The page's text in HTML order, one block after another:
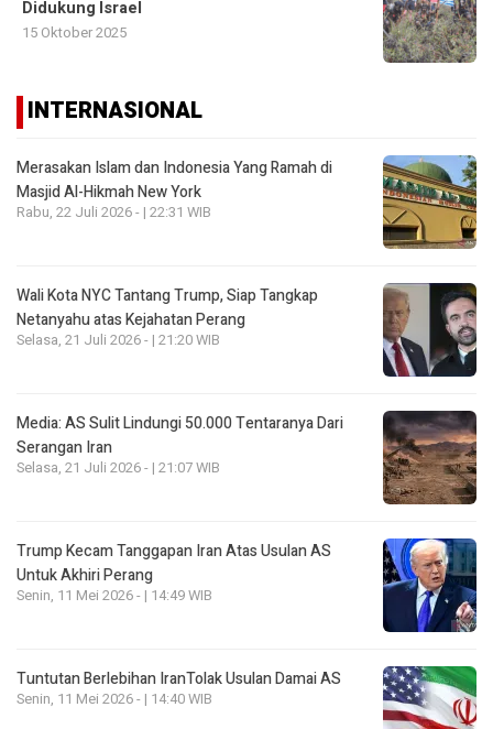
Didukung Israel
15 Oktober 2025
INTERNASIONAL
Merasakan Islam dan Indonesia Yang Ramah di
Masjid Al-Hikmah New York
Rabu, 22 Juli 2026 - | 22:31 WIB
Wali Kota NYC Tantang Trump, Siap Tangkap
Netanyahu atas Kejahatan Perang
Selasa, 21 Juli 2026 - | 21:20 WIB
Media: AS Sulit Lindungi 50.000 Tentaranya Dari
Serangan Iran
Selasa, 21 Juli 2026 - | 21:07 WIB
Trump Kecam Tanggapan Iran Atas Usulan AS
Untuk Akhiri Perang
Senin, 11 Mei 2026 - | 14:49 WIB
Tuntutan Berlebihan IranTolak Usulan Damai AS
Senin, 11 Mei 2026 - | 14:40 WIB